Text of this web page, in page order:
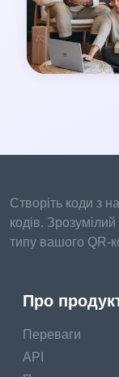
Створіть коди з
кодів. Зрозумілий
типу вашого QR-
Про
Переваги
API